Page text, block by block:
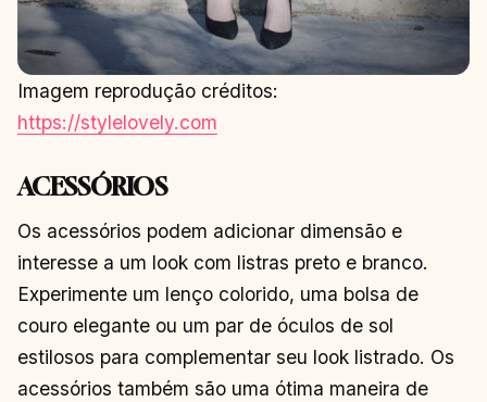
Imagem reprodução créditos:
https://stylelovely.com
ACESSÓRIOS
Os acessórios podem adicionar dimensão e
interesse a um look com listras preto e branco.
Experimente um lenço colorido, uma bolsa de
couro elegante ou um par de óculos de sol
estilosos para complementar seu look listrado. Os
acessórios também são uma ótima maneira de